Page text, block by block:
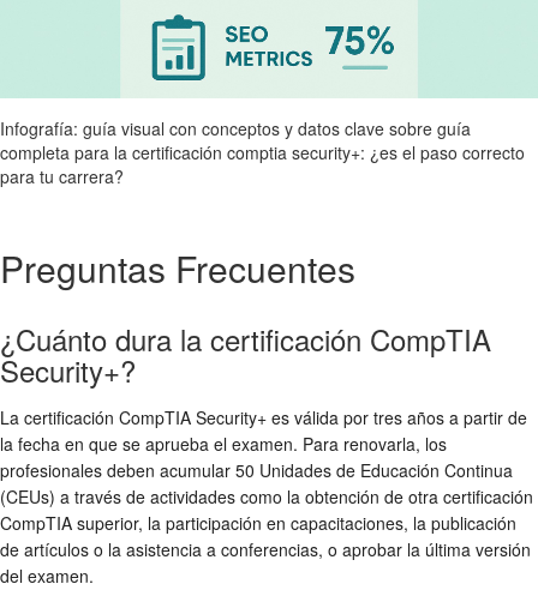
Infografía: guía visual con conceptos y datos clave sobre guía
completa para la certificación comptia security+: ¿es el paso correcto
para tu carrera?
Preguntas Frecuentes
¿Cuánto dura la certificación CompTIA
Security+?
La certificación CompTIA Security+ es válida por tres años a partir de
la fecha en que se aprueba el examen. Para renovarla, los
profesionales deben acumular 50 Unidades de Educación Continua
(CEUs) a través de actividades como la obtención de otra certificación
CompTIA superior, la participación en capacitaciones, la publicación
de artículos o la asistencia a conferencias, o aprobar la última versión
del examen.